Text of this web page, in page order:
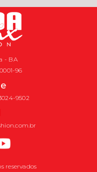
- BA
96
9502
reservados